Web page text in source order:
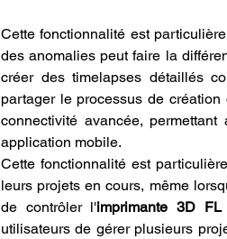
Cette fonctionnalité est
des anomalies peut faire la
créer des timelapses détaillés
partager le processus de
connectivité avancée,
application mobile.
Cette fonctionnalité est
leurs projets en cours, même
de contrôler l'imprimante 3D
utilisateurs de gérer plusieurs